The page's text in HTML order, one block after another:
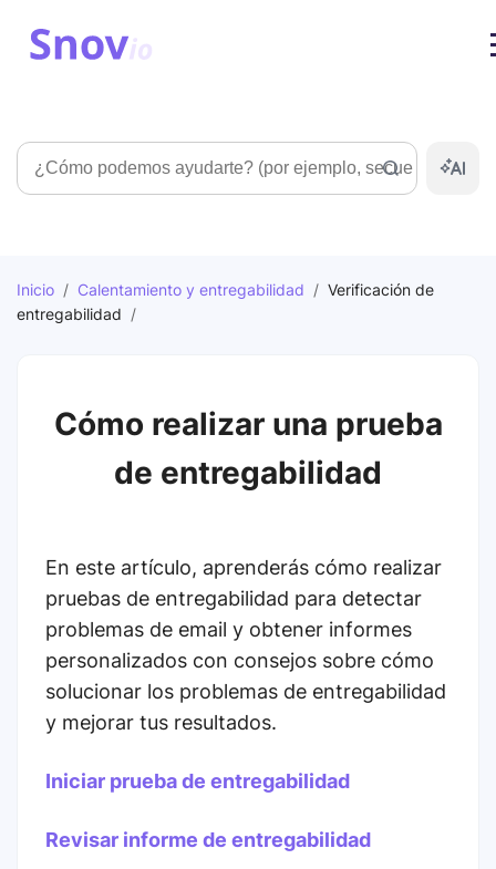
Búsqueda
Inicio / Calentamiento y entregabilidad / Verificación de
entregabilidad /
Cómo realizar una prueba
de entregabilidad
En este artículo, aprenderás cómo realizar
pruebas de entregabilidad para detectar
problemas de email y obtener informes
personalizados con consejos sobre cómo
solucionar los problemas de entregabilidad
y mejorar tus resultados.
Iniciar prueba de entregabilidad
Revisar informe de entregabilidad